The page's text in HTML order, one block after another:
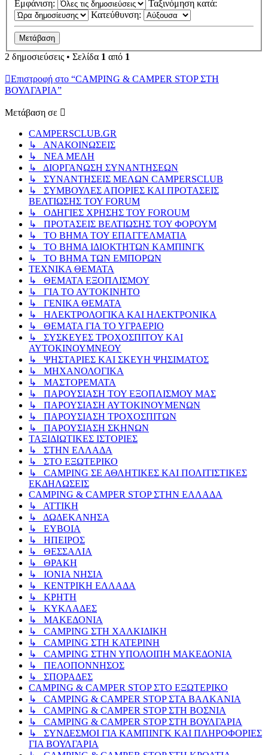
Εμφάνιση:
Ταξινόμηση κατά:
Κατεύθυνση:
2 δημοσιεύσεις • Σελίδα 1 από 1
Επιστροφή στο “CAMPING & CAMPER STOP ΣΤΗ
ΒΟΥΛΓΑΡΙΑ”
Μετάβαση σε
CAMPERSCLUB.GR
↳ ΑΝΑΚΟΙΝΩΣΕΙΣ
↳ ΝΕΑ ΜΕΛΗ
↳ ΔΙΟΡΓΑΝΩΣΗ ΣΥΝΑΝΤΗΣΕΩΝ
↳ ΣΥΝΑΝΤΗΣΕΙΣ ΜΕΛΩΝ CAMPERSCLUB
↳ ΣΥΜΒΟΥΛΕΣ ΑΠΟΡΙΕΣ ΚΑΙ ΠΡΟΤΑΣΕΙΣ
ΒΕΛΤΙΩΣΗΣ ΤΟΥ FORUM
↳ ΟΔΗΓΙΕΣ ΧΡΗΣΗΣ ΤΟΥ FOROUM
↳ ΠΡΟΤΑΣΕΙΣ ΒΕΛΤΙΩΣΗΣ ΤΟΥ ΦΟΡΟΥΜ
↳ ΤΟ ΒΗΜΑ ΤΟΥ ΕΠΑΓΓΕΛΜΑΤΙΑ
↳ ΤΟ ΒΗΜΑ ΙΔΙΟΚΤΗΤΩΝ ΚΑΜΠΙΝΓΚ
↳ ΤΟ ΒΗΜΑ ΤΩΝ ΕΜΠΟΡΩΝ
ΤΕΧΝΙΚΑ ΘΕΜΑΤΑ
↳ ΘΕΜΑΤΑ ΕΞΟΠΛΙΣΜΟΥ
↳ ΓΙΑ ΤΟ ΑΥΤΟΚΙΝΗΤΟ
↳ ΓΕΝΙΚΑ ΘΕΜΑΤΑ
↳ ΗΛΕΚΤΡΟΛΟΓΙΚΑ ΚΑΙ ΗΛΕΚΤΡΟΝΙΚΑ
↳ ΘΕΜΑΤΑ ΓΙΑ ΤΟ ΥΓΡΑΕΡΙΟ
↳ ΣΥΣΚΕΥΕΣ ΤΡΟΧΟΣΠΙΤΟΥ ΚΑΙ
ΑΥΤΟΚΙΝΟΥΜΝΕΟΥ
↳ ΨΗΣΤΑΡΙΕΣ ΚΑΙ ΣΚΕΥΗ ΨΗΣΙΜΑΤΟΣ
↳ ΜΗΧΑΝΟΛΟΓΙΚΑ
↳ ΜΑΣΤΟΡΕΜΑΤΑ
↳ ΠΑΡΟΥΣΙΑΣΗ ΤΟΥ ΕΞΟΠΛΙΣΜΟΥ ΜΑΣ
↳ ΠΑΡΟΥΣΙΑΣΗ ΑΥΤΟΚΙΝΟΥΜΕΝΩΝ
↳ ΠΑΡΟΥΣΙΑΣΗ ΤΡΟΧΟΣΠΙΤΩΝ
↳ ΠΑΡΟΥΣΙΑΣΗ ΣΚΗΝΩΝ
ΤΑΞΙΔΙΩΤΙΚΕΣ ΙΣΤΟΡΙΕΣ
↳ ΣΤΗΝ ΕΛΛΑΔΑ
↳ ΣΤΟ ΕΞΩΤΕΡΙΚΟ
↳ CAMPING ΣΕ ΑΘΛΗΤΙΚΕΣ ΚΑΙ ΠΟΛΙΤΙΣΤΙΚΕΣ
ΕΚΔΗΛΩΣΕΙΣ
CAMPING & CAMPER STOP ΣΤΗN ΕΛΛΑΔΑ
↳ ΑΤΤΙΚΗ
↳ ΔΩΔΕΚΑΝΗΣΑ
↳ ΕΥΒΟΙΑ
↳ ΗΠΕΙΡΟΣ
↳ ΘΕΣΣΑΛΙΑ
↳ ΘΡΑΚΗ
↳ ΙΟΝΙΑ ΝΗΣΙΑ
↳ ΚΕΝΤΡΙΚΗ ΕΛΛΑΔΑ
↳ ΚΡΗΤΗ
↳ ΚΥΚΛΑΔΕΣ
↳ ΜΑΚΕΔΟΝΙΑ
↳ CAMPING ΣΤΗ ΧΑΛΚΙΔΙΚΗ
↳ CAMPING ΣΤΗ ΚΑΤΕΡΙΝΗ
↳ CAMPING ΣΤΗΝ ΥΠΟΛΟΙΠΗ ΜΑΚΕΔΟΝΙΑ
↳ ΠΕΛΟΠΟΝΝΗΣΟΣ
↳ ΣΠΟΡΑΔΕΣ
CAMPING & CAMPER STOP ΣΤΟ ΕΞΩΤΕΡΙΚΟ
↳ CAMPING & CAMPER STOP ΣΤΑ ΒΑΛΚΑΝΙΑ
↳ CAMPING & CAMPER STOP ΣΤΗ ΒΟΣΝΙΑ
↳ CAMPING & CAMPER STOP ΣΤΗ ΒΟΥΛΓΑΡΙΑ
↳ ΣΥΝΔΕΣΜΟΙ ΓΙΑ ΚΑΜΠΙΝΓΚ ΚΑΙ ΠΛΗΡΟΦΟΡΙΕΣ
ΓΙΑ ΒΟΥΛΓΑΡΙΑ